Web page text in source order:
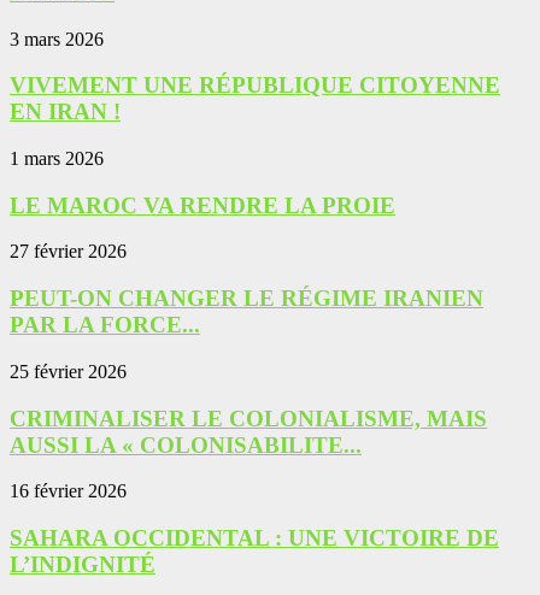
3 mars 2026
VIVEMENT UNE RÉPUBLIQUE CITOYENNE
EN IRAN !
1 mars 2026
LE MAROC VA RENDRE LA PROIE
27 février 2026
PEUT-ON CHANGER LE RÉGIME IRANIEN
PAR LA FORCE...
25 février 2026
CRIMINALISER LE COLONIALISME, MAIS
AUSSI LA « COLONISABILITE...
16 février 2026
SAHARA OCCIDENTAL : UNE VICTOIRE DE
L’INDIGNITÉ